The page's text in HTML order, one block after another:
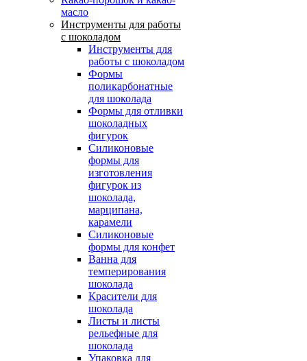
масло
Инструменты для работы
с шоколадом
Инструменты для
работы с шоколадом
Формы
поликарбонатные
для шоколада
Формы для отливки
шоколадных
фигурок
Силиконовые
формы для
изготовления
фигурок из
шоколада,
марципана,
карамели
Силиконовые
формы для конфет
Ванна для
темперирования
шоколада
Красители для
шоколада
Листы и листы
рельефные для
шоколада
Упаковка для